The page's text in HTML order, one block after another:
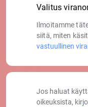
Valitus
Ilmoitamme
siitä, miten
vastuullinen
Jos haluat
oikeuksista,